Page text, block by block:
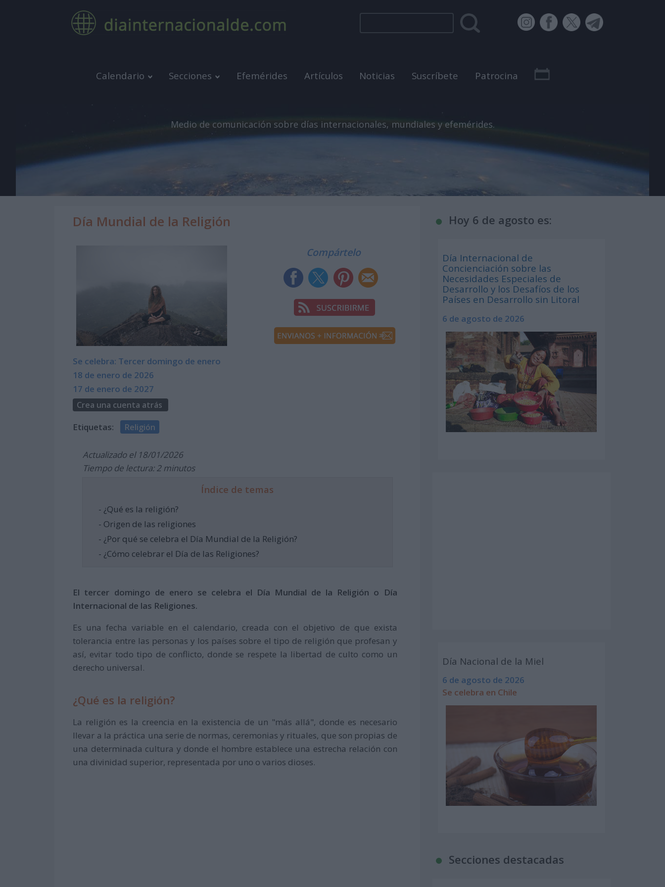
Calendario Secciones Efemérides Artículos Noticias Suscríbete Patrocina
Medio de comunicación sobre días internacionales, mundiales y efemérides.
Día Mundial de la Religión
Compártelo
Se celebra: Tercer domingo de enero
18 de enero de 2026
17 de enero de 2027
Crea una cuenta atrás
Etiquetas: Religión
Actualizado el 18/01/2026
Tiempo de lectura: 2 minutos
Índice de temas
- ¿Qué es la religión?
- Origen de las religiones
- ¿Por qué se celebra el Día Mundial de la Religión?
- ¿Cómo celebrar el Día de las Religiones?
El tercer domingo de enero se celebra el Día Mundial de la Religión o Día
Internacional de las Religiones.
Es una fecha variable en el calendario, creada con el objetivo de que exista
tolerancia entre las personas y los países sobre el tipo de religión que profesan y
así, evitar todo tipo de conflicto, donde se respete la libertad de culto como un
derecho universal.
¿Qué es la religión?
La religión es la creencia en la existencia de un "más allá", donde es necesario
llevar a la práctica una serie de normas, ceremonias y rituales, que son propias de
una determinada cultura y donde el hombre establece una estrecha relación con
una divinidad superior, representada por uno o varios dioses.
Hoy 6 de agosto es:
Día Internacional de
Concienciación sobre las
Necesidades Especiales de
Desarrollo y los Desafíos de los
Países en Desarrollo sin Litoral
6 de agosto de 2026
Día Nacional de la Miel
6 de agosto de 2026
Se celebra en Chile
Secciones destacadas